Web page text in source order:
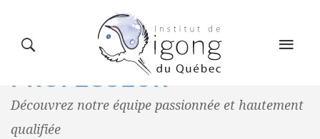
LE QIGONG L’INSTITUT COURS
CALENDRIER
BIOGRAPHIEDU
PROFESSEUR
Découvrez notre équipe passionnée et hautement
qualifiée